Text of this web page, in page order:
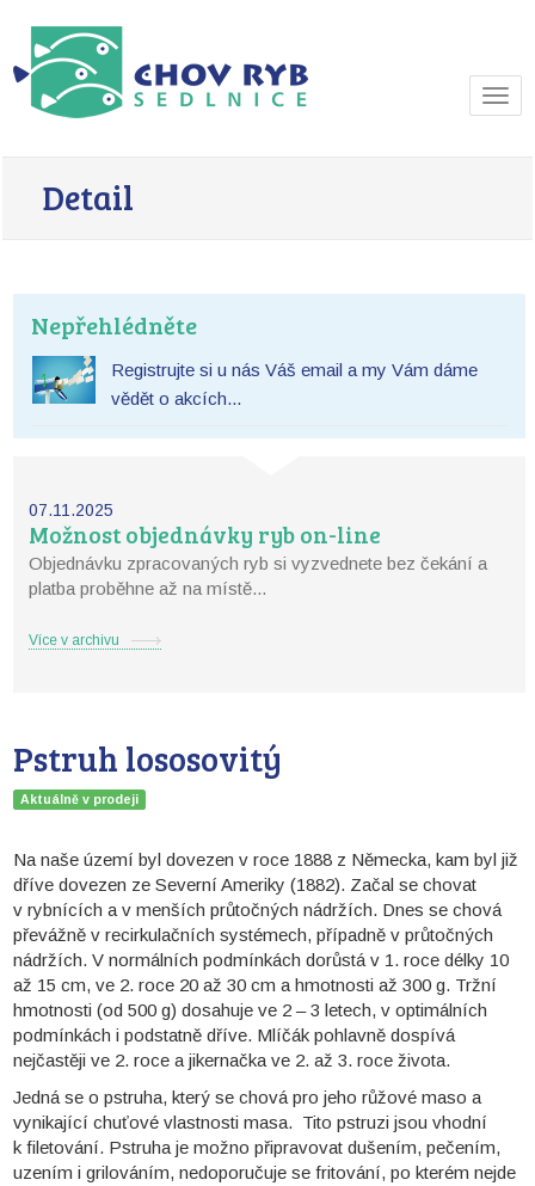
Detail
Nepřehlédněte
Registrujte si u nás Váš email a my Vám dáme
vědět o akcích...
07.11.2025
Možnost objednávky ryb on-line
Objednávku zpracovaných ryb si vyzvednete bez čekání a
platba proběhne až na místě...
Více v archivu
Pstruh lososovitý
Aktuálně v prodeji
Na naše území byl dovezen v roce 1888 z Německa, kam byl již
dříve dovezen ze Severní Ameriky (1882). Začal se chovat
v rybnících a v menších průtočných nádržích. Dnes se chová
převážně v recirkulačních systémech, případně v průtočných
nádržích. V normálních podmínkách dorůstá v 1. roce délky 10
až 15 cm, ve 2. roce 20 až 30 cm a hmotnosti až 300 g. Tržní
hmotnosti (od 500 g) dosahuje ve 2 – 3 letech, v optimálních
podmínkách i podstatně dříve. Mlíčák pohlavně dospívá
nejčastěji ve 2. roce a jikernačka ve 2. až 3. roce života.
Jedná se o pstruha, který se chová pro jeho růžové maso a
vynikající chuťové vlastnosti masa. Tito pstruzi jsou vhodní
k filetování. Pstruha je možno připravovat dušením, pečením,
uzením i grilováním, nedoporučuje se fritování, po kterém nejde